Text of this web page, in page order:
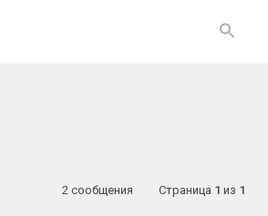
2 сообщения Страница 1 из 1